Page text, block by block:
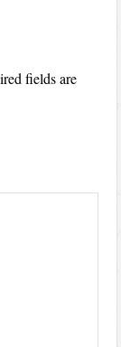
fields are